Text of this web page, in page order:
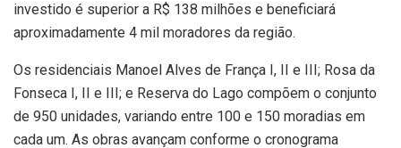
investido é superior a R$ 138 milhões e beneficiará
aproximadamente 4 mil moradores da região.
Os residenciais Manoel Alves de França I, II e III; Rosa da
Fonseca I, II e III; e Reserva do Lago compõem o conjunto
de 950 unidades, variando entre 100 e 150 moradias em
cada um. As obras avançam conforme o cronograma